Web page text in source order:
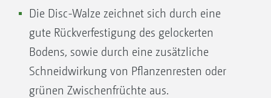
Walze nicht in Kombination mit Vorwerkzeug
Die Disc-Walze zeichnet sich durch eine
gute Rückverfestigung des gelockerten
Bodens, sowie durch eine zusätzliche
Schneidwirkung von Pflanzenresten oder
grünen Zwischenfrüchte aus.